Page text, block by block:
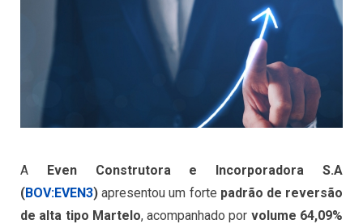
A Even Construtora e Incorporadora S.A
(BOV:EVEN3) apresentou um forte padrão de reversão
de alta tipo Martelo, acompanhado por volume 64,09%